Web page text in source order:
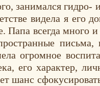
занимался гидро-
видела я его
Папа всегда много
огромное
его характер,
шанс